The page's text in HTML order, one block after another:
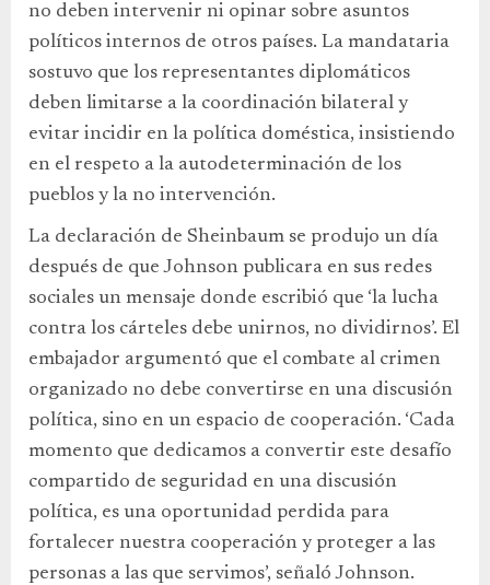
no deben intervenir ni opinar sobre asuntos
políticos internos de otros países. La mandataria
sostuvo que los representantes diplomáticos
deben limitarse a la coordinación bilateral y
evitar incidir en la política doméstica, insistiendo
en el respeto a la autodeterminación de los
pueblos y la no intervención.
La declaración de Sheinbaum se produjo un día
después de que Johnson publicara en sus redes
sociales un mensaje donde escribió que ‘la lucha
contra los cárteles debe unirnos, no dividirnos’. El
embajador argumentó que el combate al crimen
organizado no debe convertirse en una discusión
política, sino en un espacio de cooperación. ‘Cada
momento que dedicamos a convertir este desafío
compartido de seguridad en una discusión
política, es una oportunidad perdida para
fortalecer nuestra cooperación y proteger a las
personas a las que servimos’, señaló Johnson.